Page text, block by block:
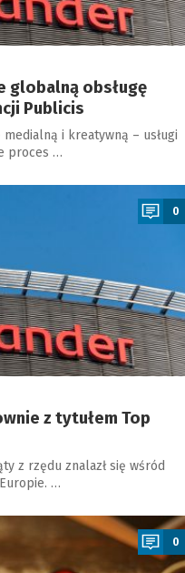
globalną obsługę
Publicis
i kreatywną – usługi
proces …
0
z tytułem Top
z rzędu znalazł się wśród
…
0